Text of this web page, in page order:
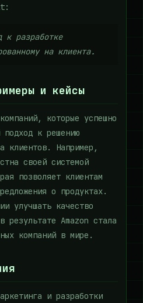
к разработке
на клиента.
и кейсы
которые успешно
подход к решению
клиентов. Например,
своей системой
позволяет клиентам
о продуктах.
улучшать качество
Amazon стала
компаний в мире.
и разработки